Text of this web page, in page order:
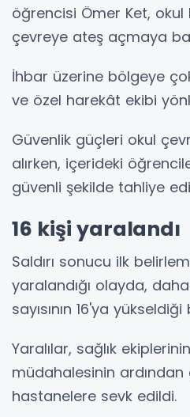
öğrencisi Ömer Ket, okul
çevreye ateş açmaya
İhbar üzerine bölgeye
ve özel harekât ekibi
Güvenlik güçleri okul
alırken, içerideki
güvenli şekilde tahliye
16 kişi yaralandı
Saldırı sonucu ilk
yaralandığı olayda,
sayısının 16'ya
Yaralılar, sağlık
müdahalesinin ardından
hastanelere sevk edildi.